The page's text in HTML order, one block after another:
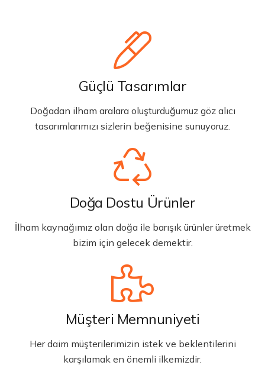
Güçlü Tasarımlar
Doğadan ilham aralara oluşturduğumuz göz alıcı
tasarımlarımızı sizlerin beğenisine sunuyoruz.
Doğa Dostu Ürünler
İlham kaynağımız olan doğa ile barışık ürünler üretmek
bizim için gelecek demektir.
Müşteri Memnuniyeti
Her daim müşterilerimizin istek ve beklentilerini
karşılamak en önemli ilkemizdir.